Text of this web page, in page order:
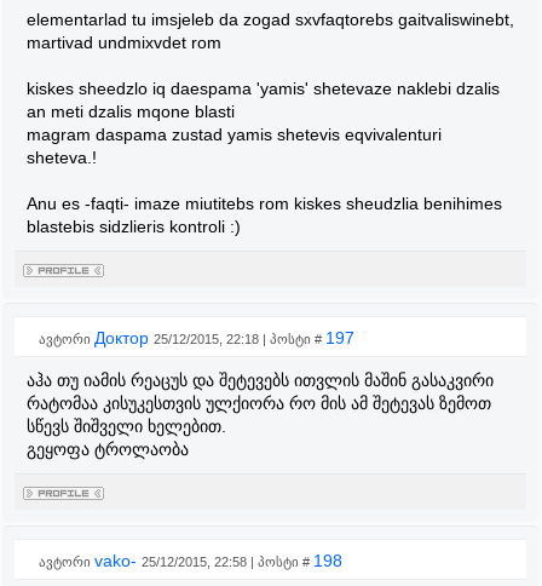
elementarlad tu imsjeleb da zogad sxvfaqtorebs gaitvaliswinebt,
martivad undmixvdet rom
kiskes sheedzlo iq daespama 'yamis' shetevaze naklebi dzalis
an meti dzalis mqone blasti
magram daspama zustad yamis shetevis eqvivalenturi
sheteva.!
Anu es -faqti- imaze miutitebs rom kiskes sheudzlia benihimes
blastebis sidzlieris kontroli :)
ავტორი Доктор 25/12/2015, 22:18 | პოსტი # 197
აჰა თუ იამის რეაცუს და შეტევებს ითვლის მაშინ გასაკვირი
რატომაა კისუკესთვის ულქიორა რო მის ამ შეტევას ზემოთ
სწევს შიშველი ხელებით.
გეყოფა ტროლაობა
ავტორი vako- 25/12/2015, 22:58 | პოსტი # 198